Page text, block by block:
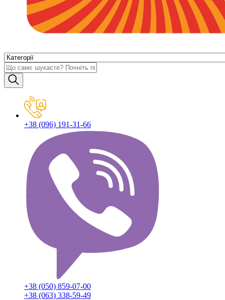
+38 (096) 191-31-66
+38 (050) 859-07-00
+38 (063) 338-59-49